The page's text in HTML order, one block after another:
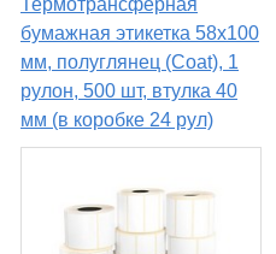
Термотрансферная
бумажная этикетка 58х100
мм, полуглянец (Coat), 1
рулон, 500 шт, втулка 40
мм (в коробке 24 рул)